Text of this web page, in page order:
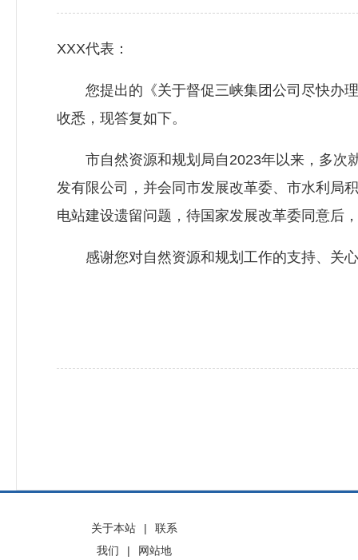
XXX代表：
您提出的《关于督促三峡集团公司尽快办理
收悉，现答复如下。
市自然资源和规划局自2023年以来，多次就
发有限公司，并会同市发展改革委、市水利局
电站建设遗留问题，待国家发展改革委同意后
感谢您对自然资源和规划工作的支持、关心
关于本站 |
联系
我们
|
网站地